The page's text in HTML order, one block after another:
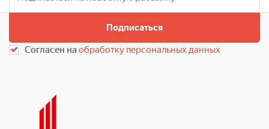
Подписаться
Согласен наобработку персональных данных